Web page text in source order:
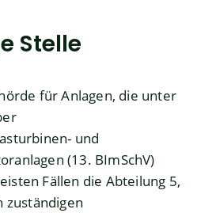
Stelle
für Anlagen, die unter
und
(13. BImSchV)
Fällen die Abteilung 5,
zuständigen